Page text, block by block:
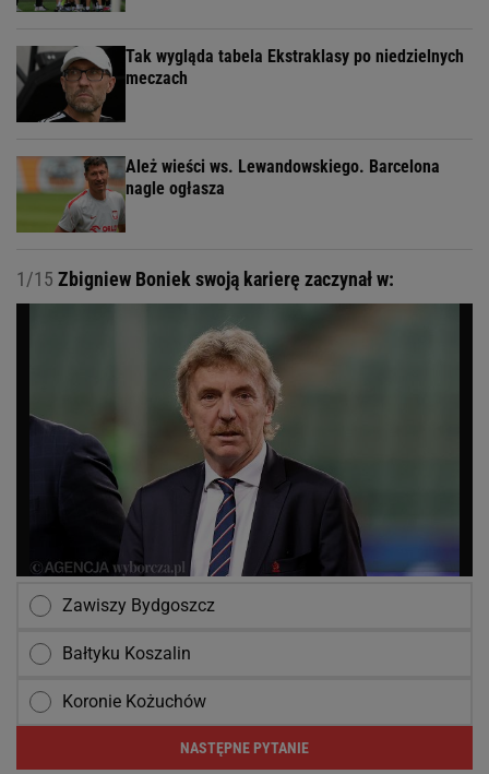
Tak wygląda tabela Ekstraklasy po niedzielnych
meczach
Ależ wieści ws. Lewandowskiego. Barcelona
nagle ogłasza
1/15 Zbigniew Boniek swoją karierę zaczynał w:
Zawiszy Bydgoszcz
Bałtyku Koszalin
Koronie Kożuchów
NASTĘPNE PYTANIE